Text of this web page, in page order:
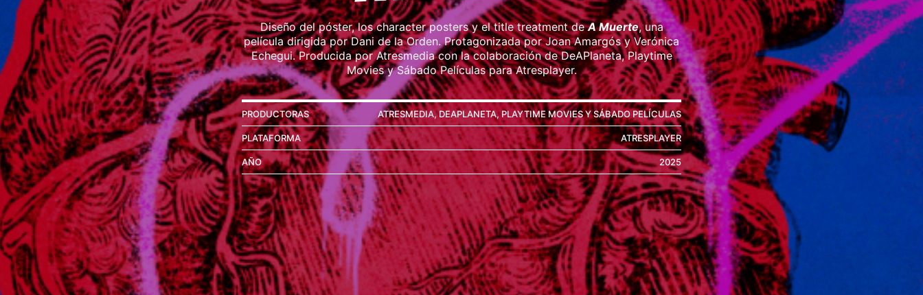
Diseño del póster, los character posters y el title treatment deA Muerte, una
película dirigida por Dani de la Orden. Protagonizada por Joan Amargós y Verónica
Echegui. Producida por Atresmedia con la colaboración de DeAPlaneta, Playtime
Movies y Sábado Películas para Atresplayer.
PRODUCTORAS ATRESMEDIA, DEAPLANETA, PLAYTIME MOVIES Y SÁBADO PELÍCULAS
PLATAFORMA ATRESPLAYER
AÑO 2025